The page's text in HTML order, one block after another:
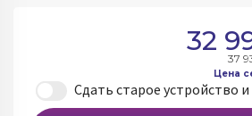
32
37
Цена
Сдать старое устройство